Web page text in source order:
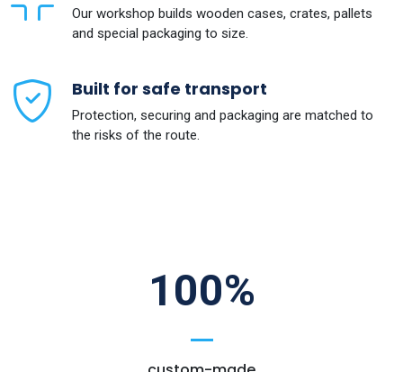
Our workshop builds wooden cases, crates, pallets
and special packaging to size.
Built for safe transport
Protection, securing and packaging are matched to
the risks of the route.
100%